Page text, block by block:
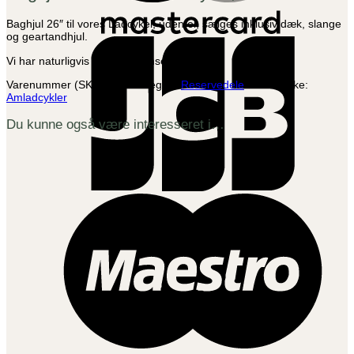
Baghjul 26″ til vores Ladcykel, uden el, sælges inklusiv dæk, slange
og geartandhjul.
Vi har naturligvis til flere bremse systemer.
Varenummer (SKU):
Kategori: Reservedele
Varemærke:
Amladcykler
Du kunne også være interesseret i…